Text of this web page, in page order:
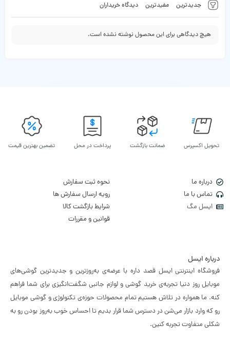
جدیدترین مفیدترین دیدگاه خریداران
هیچ دیدگاهی برای این محصول نوشته نشده است.
تحویل اکسپرس ضمانت بازگشت پرداخت در محل تضمین بهترین قیمت
درباره ما
تماس با ما
ایسل مگ
نحوه ثبت سفارش
رویه ارسال سفارش ها
شرایط بازگشت کالا
قوانین و مقررات
درباره ایسل
فروشگاه اینترنتی ایسل قصد داره با عرضه‌ی به‌روزترین و جدیدترین گوشی‌های
موبایل روز دنیا تجربه‌ی خرید گوشی و لوازم جانبی شگفت‌انگیزی برای شما فراهم
کنه. ما همواره در تلاش هستیم تمام محصولات حوزه‌ی تکنولوژی و گوشی موبایل
رو که وارد بازار می‌شن در دسترس شما قرار بدیم تا احساس خوب به‌روز بودن رو به
شکلی متفاوت تجربه کنین.